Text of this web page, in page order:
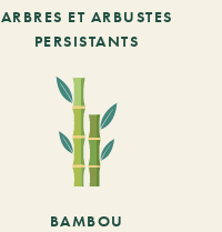
ARBRES ET ARBUSTES
PERSISTANTS
BAMBOU